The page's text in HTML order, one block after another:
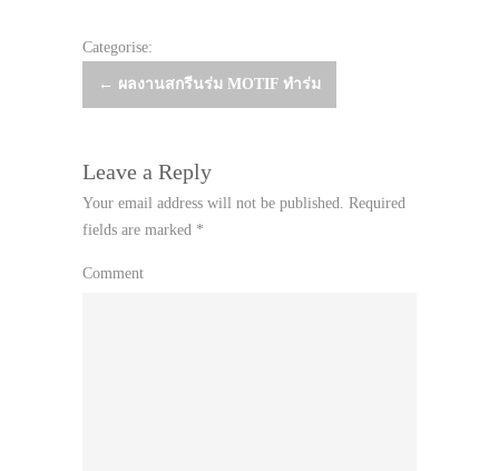
Categorise:
Post
← ผลงานสกรีนร่ม MOTIF ทำร่ม
Leave a Reply
Your email address will not be published. Required
fields are marked *
Comment